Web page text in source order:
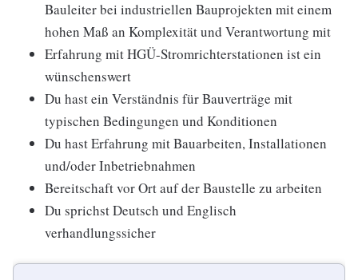
Bauleiter bei industriellen Bauprojekten mit einem
hohen Maß an Komplexität und Verantwortung mit
Erfahrung mit HGÜ-Stromrichterstationen ist ein
wünschenswert
Du hast ein Verständnis für Bauverträge mit
typischen Bedingungen und Konditionen
Du hast Erfahrung mit Bauarbeiten, Installationen
und/oder Inbetriebnahmen
Bereitschaft vor Ort auf der Baustelle zu arbeiten
Du sprichst Deutsch und Englisch
verhandlungssicher